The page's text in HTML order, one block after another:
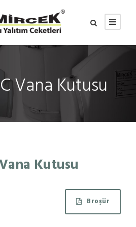
Vana Kutusu
Kutusu
Broşür